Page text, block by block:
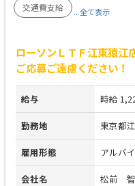
交通費支給
...全て表示
ローソンＬＴＦ江東猿江
ご応募ご遠慮ください！
給与 時給
勤務地 東京都
雇用形態 アルバ
会社名 松前